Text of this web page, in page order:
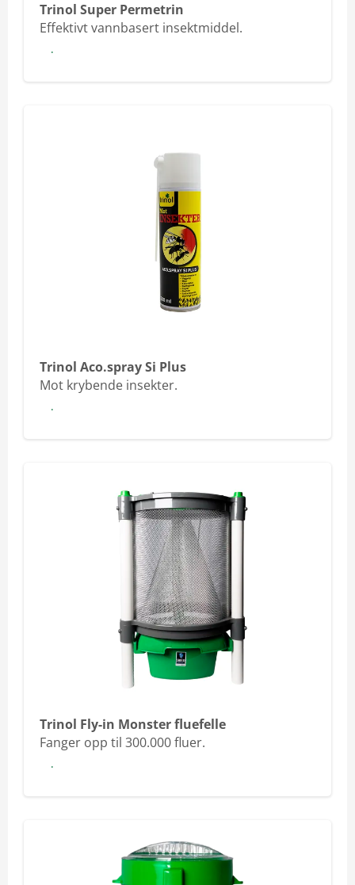
Trinol Super Permetrin
Effektivt vannbasert insektmiddel.
Les mer
Trinol Aco.spray Si Plus
Mot krybende insekter.
Les mer
Trinol Fly-in Monster fluefelle
Fanger opp til 300.000 fluer.
Les mer